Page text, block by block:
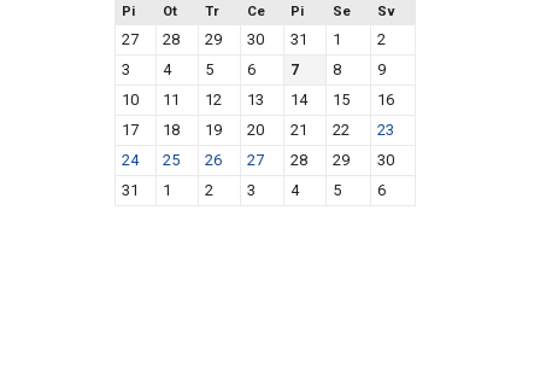
Pi Ot Tr Ce Pi Se Sv
27 28 29 30 31 1
2
3
4 5 6 7 8
9
10
11 12 13 14 15
16
17
18 19 20 21 22
23
24
25 26 27 28 29
30
31
1 2 3 4 5 6